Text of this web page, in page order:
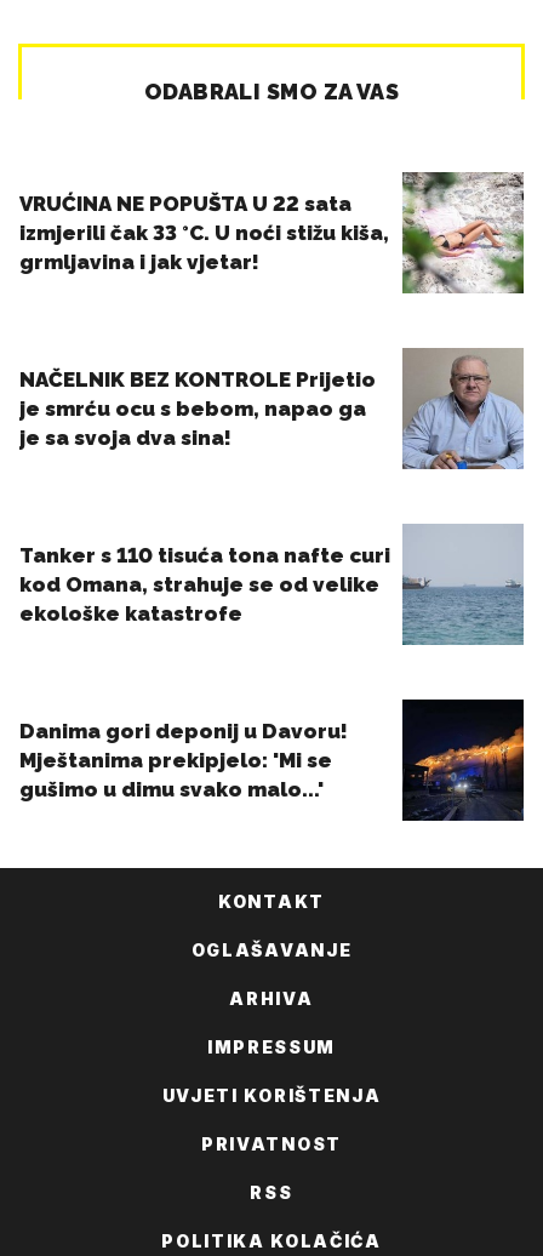
KONTAKT
OGLAŠAVANJE
ARHIVA
IMPRESSUM
UVJETI KORIŠTENJA
PRIVATNOST
RSS
POLITIKA KOLAČIĆA